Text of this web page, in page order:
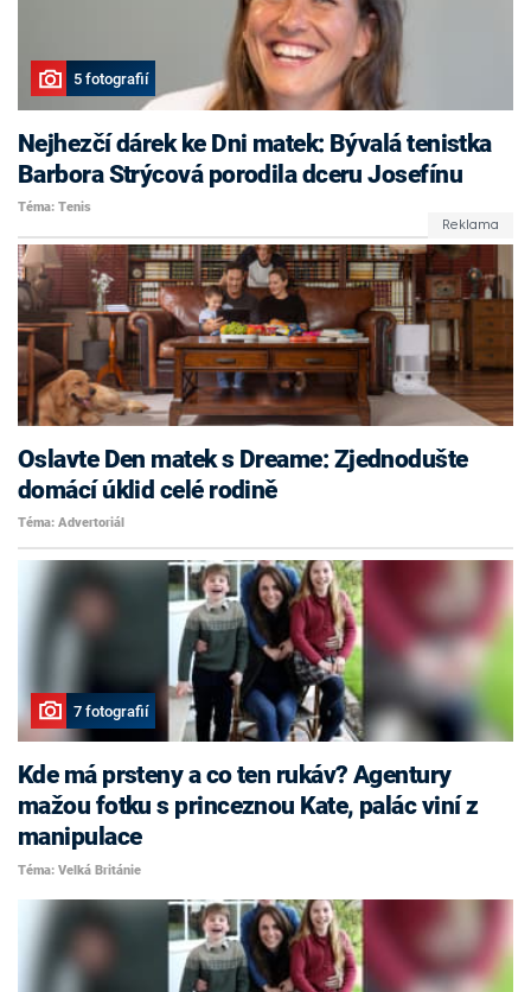
5 fotografií
Nejhezčí dárek ke Dni matek: Bývalá tenistka
Barbora Strýcová porodila dceru Josefínu
Téma: Tenis
Oslavte Den matek s Dreame: Zjednodušte
domácí úklid celé rodině
Téma: Advertoriál
7 fotografií
Kde má prsteny a co ten rukáv? Agentury
mažou fotku s princeznou Kate, palác viní z
manipulace
Téma: Velká Británie